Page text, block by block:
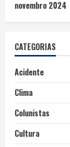
novembro 2024
CATEGORIAS
Acidente
Clima
Colunistas
Cultura